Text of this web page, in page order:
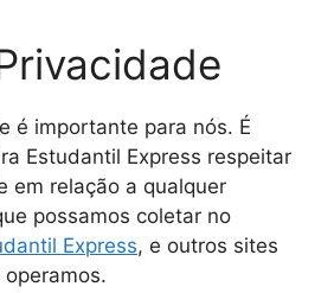
é importante para nós. É
Estudantil Express respeitar
em relação a qualquer
possamos coletar no
Express, e outros sites